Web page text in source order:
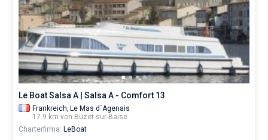
Le Boat Salsa A | Salsa A - Comfort 13
Frankreich, Le Mas d´Agenais
17.9 km von Buzet-sur-Baïse
Charterfirma: LeBoat